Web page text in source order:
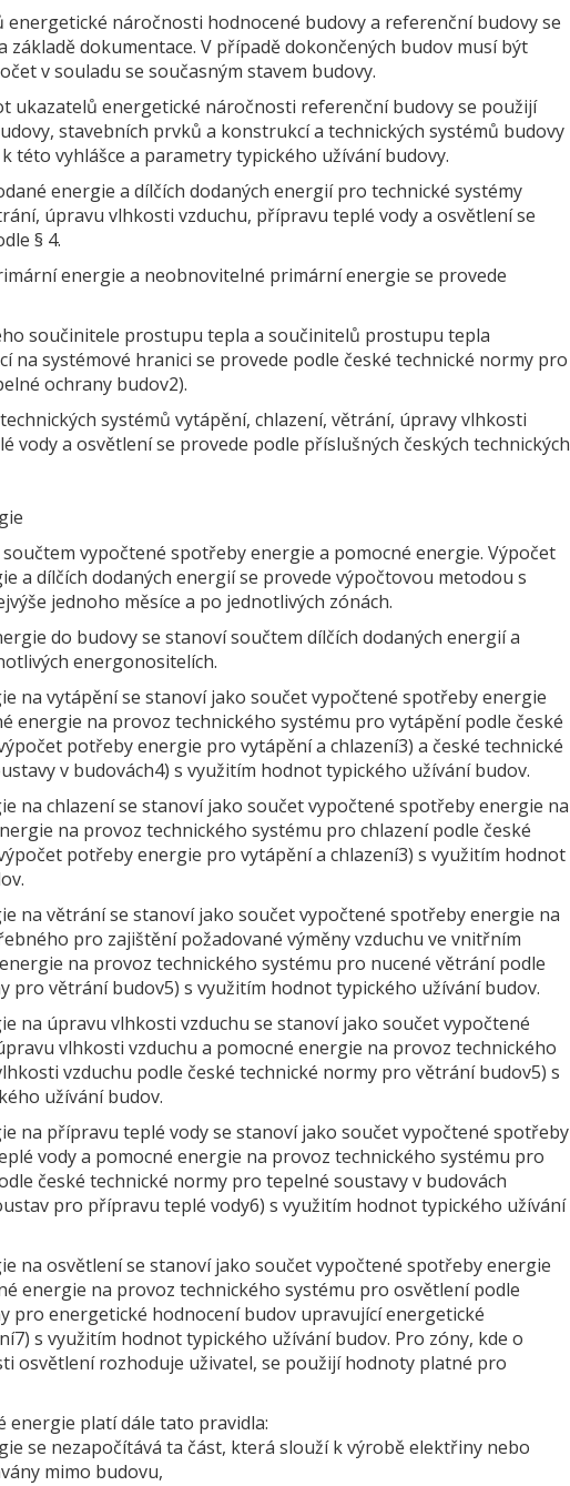
energetické náročnosti hodnocené budovy a referenční budovy se
základě dokumentace. V případě dokončených budov musí být
v souladu se současným stavem budovy.
ukazatelů energetické náročnosti referenční budovy se použijí
stavebních prvků a konstrukcí a technických systémů budovy
této vyhlášce a parametry typického užívání budovy.
energie a dílčích dodaných energií pro technické systémy
úpravu vlhkosti vzduchu, přípravu teplé vody a osvětlení se
§ 4.
energie a neobnovitelné primární energie se provede
součinitele prostupu tepla a součinitelů prostupu tepla
na systémové hranici se provede podle české technické normy pro
ochrany budov2).
systémů vytápění, chlazení, větrání, úpravy vlhkosti
vody a osvětlení se provede podle příslušných českých technických
vypočtené spotřeby energie a pomocné energie. Výpočet
a dílčích dodaných energií se provede výpočtovou metodou s
jednoho měsíce a po jednotlivých zónách.
do budovy se stanoví součtem dílčích dodaných energií a
energonositelích.
na vytápění se stanoví jako součet vypočtené spotřeby energie
energie na provoz technického systému pro vytápění podle české
potřeby energie pro vytápění a chlazení3) a české technické
v budovách4) s využitím hodnot typického užívání budov.
na chlazení se stanoví jako součet vypočtené spotřeby energie na
na provoz technického systému pro chlazení podle české
potřeby energie pro vytápění a chlazení3) s využitím hodnot
na větrání se stanoví jako součet vypočtené spotřeby energie na
pro zajištění požadované výměny vzduchu ve vnitřním
na provoz technického systému pro nucené větrání podle
pro větrání budov5) s využitím hodnot typického užívání budov.
na úpravu vlhkosti vzduchu se stanoví jako součet vypočtené
vlhkosti vzduchu a pomocné energie na provoz technického
vzduchu podle české technické normy pro větrání budov5) s
užívání budov.
na přípravu teplé vody se stanoví jako součet vypočtené spotřeby
vody a pomocné energie na provoz technického systému pro
české technické normy pro tepelné soustavy v budovách
pro přípravu teplé vody6) s využitím hodnot typického užívání
na osvětlení se stanoví jako součet vypočtené spotřeby energie
energie na provoz technického systému pro osvětlení podle
pro energetické hodnocení budov upravující energetické
s využitím hodnot typického užívání budov. Pro zóny, kde o
osvětlení rozhoduje uživatel, se použijí hodnoty platné pro
energie platí dále tato pravidla:
se nezapočítává ta část, která slouží k výrobě elektřiny nebo
mimo budovu,